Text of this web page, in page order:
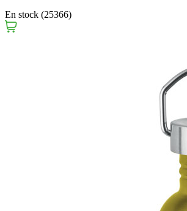
En stock (25366)